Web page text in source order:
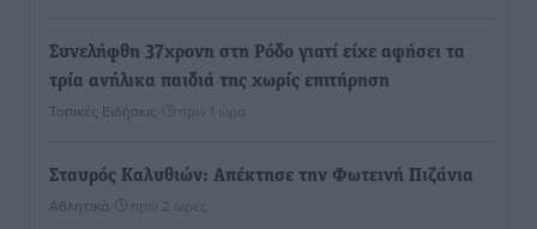
Συνελήφθη 37χρονη στη Ρόδο γιατί είχε αφήσει τα
τρία ανήλικα παιδιά της χωρίς επιτήρηση
Τοπικές Ειδήσεις πριν 1 ώρα
Σταυρός Καλυθιών: Απέκτησε την Φωτεινή Πιζάνια
Αθλητικά πριν 2 ώρες